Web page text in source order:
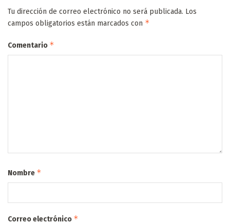
Tu dirección de correo electrónico no será publicada. Los
campos obligatorios están marcados con *
Comentario *
Nombre *
Correo electrónico *